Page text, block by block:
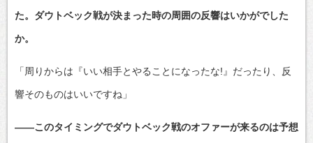
た。ダウトベック戦が決まった時の周囲の反響はいかがでした
か。
「周りからは『いい相手とやることになったな!』だったり、反
響そのものはいいですね」
――このタイミングでダウトベック戦のオファーが来るのは予想